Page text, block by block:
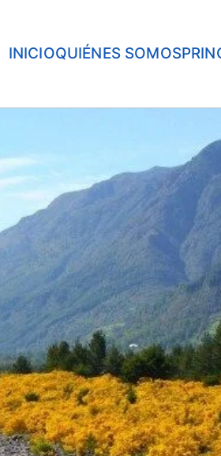
INICIOQUIÉNES SOMOS